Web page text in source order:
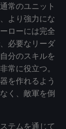
常のユニット
より強力にな
ローには完全
必要なリーダ
分のスキルを
常に役立つ。
を作れるよう
く、敵軍を倒
テムを通じて